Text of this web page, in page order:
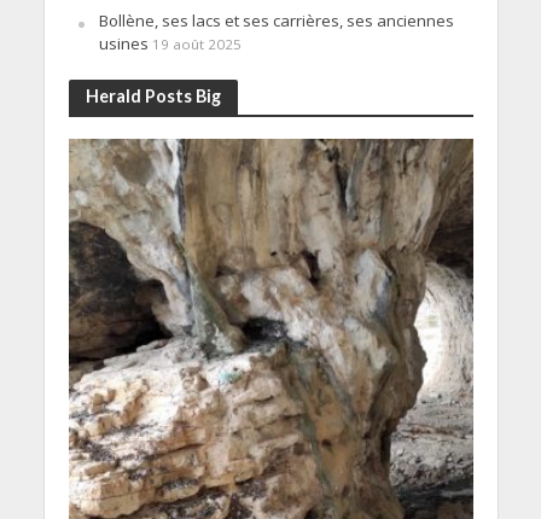
Bollène, ses lacs et ses carrières, ses anciennes
usines 19 août 2025
Herald Posts Big